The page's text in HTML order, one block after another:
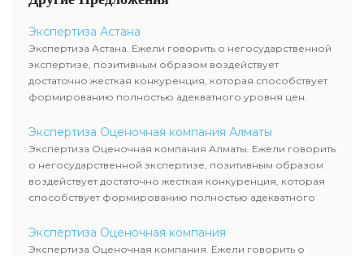
рыночной стоимости и
наряду с оценкой имущества
компании-эмитента, чтоб
узнать настоящую стоимость
ценных бумаг.
Экспертиза Астана
Экспертиза Астана. Ежели говорить о негосударственной
экспертизе, позитивным образом воздействует
достаточно жесткая конкуренция, которая способствует
формированию полностью адекватного уровня цен.
Экспертиза Оценочная компания Алматы
Экспертиза Оценочная компания Алматы. Ежели говорить
о негосударственной экспертизе, позитивным образом
воздействует достаточно жесткая конкуренция, которая
способствует формированию полностью адекватного
Экспертиза Оценочная компания
Экспертиза Оценочная компания. Ежели говорить о